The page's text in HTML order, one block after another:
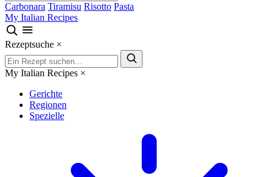
Carbonara Tiramisu Risotto Pasta
My Italian Recipes
Rezeptsuche ×
My Italian Recipes ×
Gerichte
Regionen
Spezielle